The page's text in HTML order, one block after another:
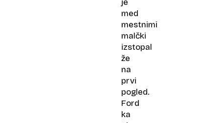
je
med
mestnimi
malčki
izstopal
že
na
prvi
pogled.
Ford
ka